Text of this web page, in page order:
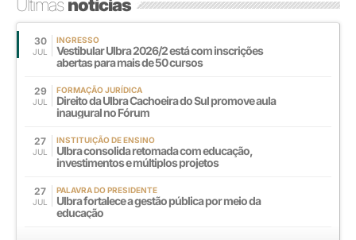
Últimasnotícias
30
JUL
INGRESSO
Vestibular Ulbra 2026/2 está com inscrições
abertas para mais de 50 cursos
29
JUL
FORMAÇÃO JURÍDICA
Direito da Ulbra Cachoeira do Sul promove aula
inaugural no Fórum
27
JUL
INSTITUIÇÃO DE ENSINO
Ulbra consolida retomada com educação,
investimentos e múltiplos projetos
27
JUL
PALAVRA DO PRESIDENTE
Ulbra fortalece a gestão pública por meio da
educação